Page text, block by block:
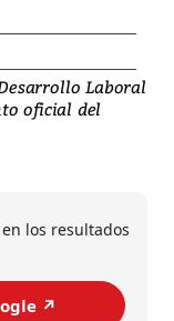
Laboral
oficial del
los resultados
↗️